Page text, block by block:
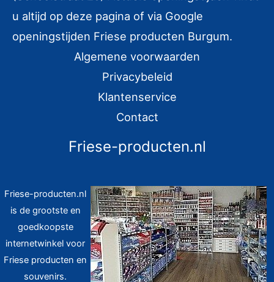
u altijd op deze pagina of via Google
openingstijden Friese producten Burgum.
Algemene voorwaarden
Privacybeleid
Klantenservice
Contact
Friese-producten.nl
Friese-producten.nl
is de grootste en
goedkoopste
internetwinkel voor
Friese producten en
souvenirs.